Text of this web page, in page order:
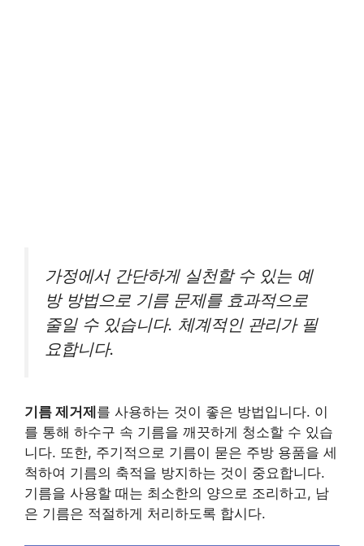
가정에서 간단하게 실천할 수 있는 예
방 방법으로 기름 문제를 효과적으로
줄일 수 있습니다. 체계적인 관리가 필
요합니다.
기름 제거제 를 사용하는 것이 좋은 방법입니다. 이
를 통해 하수구 속 기름을 깨끗하게 청소할 수 있습
니다. 또한, 주기적으로 기름이 묻은 주방 용품을 세
척하여 기름의 축적을 방지하는 것이 중요합니다.
기름을 사용할 때는 최소한의 양으로 조리하고, 남
은 기름은 적절하게 처리하도록 합시다.